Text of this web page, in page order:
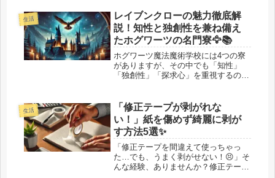
して出す際には通常料金が発生します
が、自分で布団を切って捨てること
で、...
生活
レイブンクローの魅力徹底解
説！知性と独創性を兼ね備え
たホグワーツの名門寮🦅📚
ホグワーツ魔法魔術学校には4つの寮
がありますが、その中でも「知性」
「独創性」「探求心」を重視するのが
が集まるこの寮には、他の寮にはない
独特の魅力があります。「レイブンク
ロー...
生活
「修正テープが剥がれな
い！」紙を傷めず綺麗に剥が
す方法5選✨
「修正テープを間違えて使っちゃっ
た…でも、うまく剥がせない！😣」そ
んな経験、ありませんか？修正テープ